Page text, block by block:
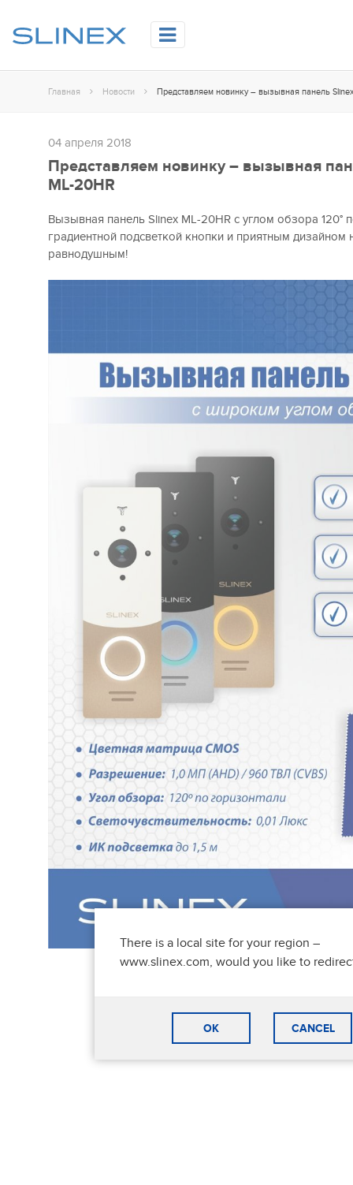
Главная Новости Представляем новинку – вызывная панель
04 апреля 2018
Представляем новинку – вызывная
ML-20HR
Вызывная панель Slinex ML-20HR с углом обзора 120°
градиентной подсветкой кнопки и приятным дизайном
равнодушным!
There is a local site for your region –
www.slinex.com, would you like to
OK CANCEL